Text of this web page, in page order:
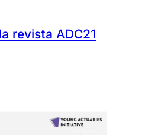
revista ADC21